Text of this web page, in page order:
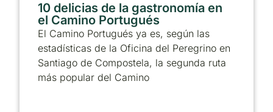
10 delicias de la gastronomía en
el Camino Portugués
El Camino Portugués ya es, según las
estadísticas de la Oficina del Peregrino en
Santiago de Compostela, la segunda ruta
más popular del Camino